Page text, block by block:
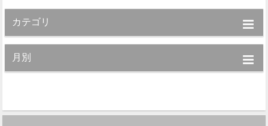
カテゴリ
月別